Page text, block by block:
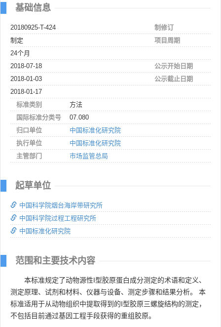
基础信息
20180925-T-424
制修订
制定
项目周期
24个月
2018-07-18
公示开始日期
2018-01-03
公示截止日期
2018-01-17
标准类别
方法
国际标准分类号
07.080
归口单位
中国标准化研究院
执行单位
中国标准化研究院
主管部门
市场监管总局
起草单位
中国科学院烟台海岸带研究所
中国科学院过程工程研究所
中国标准化研究院
范围和主要技术内容
本标准规定了动物源性Ι型胶原蛋白成分测定的术语和定义、
测定原理、试剂和材料、仪器与设备、测定步骤和结果分析。 本
标准适用于从动物组织中提取得到的Ι型胶原三螺旋结构的测定，
不包括目前通过基因工程手段获得的重组胶原。